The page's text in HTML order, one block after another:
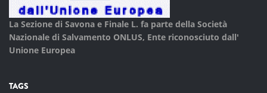
La Sezione di Savona e Finale L. fa parte della Società
Nazionale di Salvamento ONLUS, Ente riconosciuto dall'
Unione Europea
TAGS